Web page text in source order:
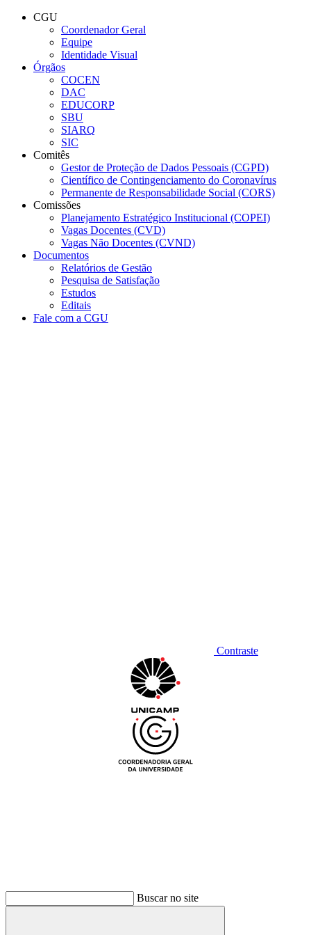
Conteúdo principal
CGU
Coordenador Geral
Equipe
Identidade Visual
Órgãos
COCEN
DAC
EDUCORP
SBU
SIARQ
SIC
Comitês
Gestor de Proteção de Dados Pessoais (CGPD)
Científico de Contingenciamento do Coronavírus
Permanente de Responsabilidade Social (CORS)
Comissões
Planejamento Estratégico Institucional (COPEI)
Vagas Docentes (CVD)
Vagas Não Docentes (CVND)
Documentos
Relatórios de Gestão
Pesquisa de Satisfação
Estudos
Editais
Fale com a CGU
Contraste
Buscar no site